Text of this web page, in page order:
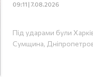
09:11 | 7.08.2026
Під ударами були
Сумщина,